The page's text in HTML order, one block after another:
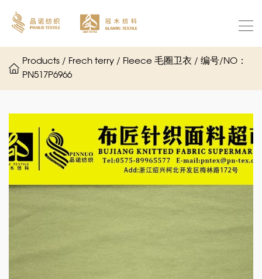
Products / Frech terry / Fleece 毛圈卫衣 / 编号/NO：
PN517P6966